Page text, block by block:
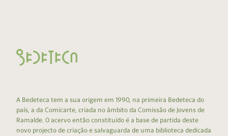
A Bedeteca tem a sua origem em 1990, na primeira Bedeteca do
país, a da Comicarte, criada no âmbito da Comissão de Jovens de
Ramalde. O acervo então constituído é a base de partida deste
novo projecto de criação e salvaguarda de uma biblioteca dedicada